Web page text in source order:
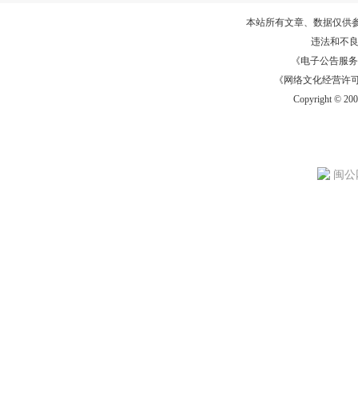
本站所有文章、数据仅供
违法和不
《电子公告服务
《网络文化经营许
Copyright ©
闽公